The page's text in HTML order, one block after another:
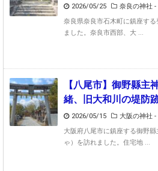
2026/05/25
奈良の神社 -
奈良県奈良市石木町に鎮座す
ました。奈良市西部、大 ...
【八尾市】御野縣主
緒、旧大和川の堤防
2026/05/15
大阪の神社 -
大阪府八尾市に鎮座する御野
ゃ）を訪れました。住宅地 ...